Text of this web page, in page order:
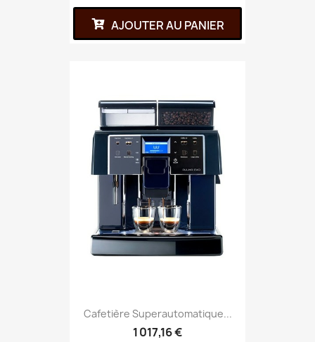
AJOUTER AU PANIER
Cafetière Superautomatique...
1 017,16 €